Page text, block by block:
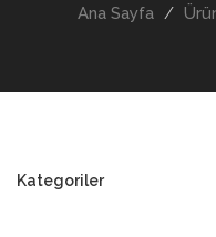
Ana Sayfa
Kategoriler